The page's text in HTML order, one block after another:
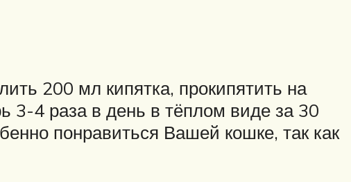
200 мл кипятка, прокипятить на
3-4 раза в день в тёплом виде за 30
понравиться Вашей кошке, так как